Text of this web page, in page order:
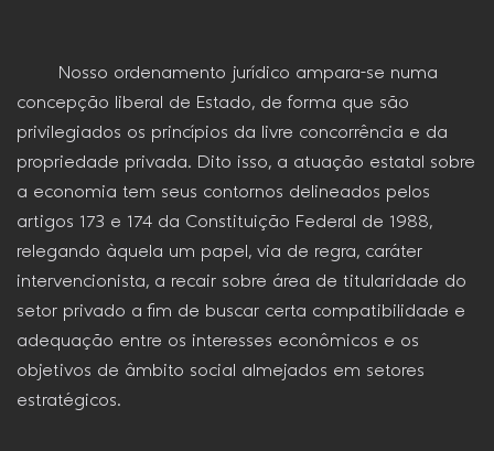
Nosso ordenamento jurídico ampara-se numa
concepção liberal de Estado, de forma que são
privilegiados os princípios da livre concorrência e da
propriedade privada. Dito isso, a atuação estatal sobre
a economia tem seus contornos delineados pelos
artigos 173 e 174 da Constituição Federal de 1988,
relegando àquela um papel, via de regra, caráter
intervencionista, a recair sobre área de titularidade do
setor privado a fim de buscar certa compatibilidade e
adequação entre os interesses econômicos e os
objetivos de âmbito social almejados em setores
estratégicos.